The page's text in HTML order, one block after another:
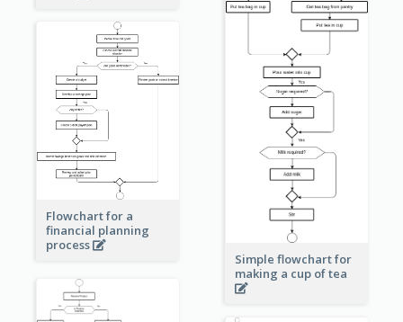
Simple flowchart for
making a cup of tea
Flowchart for a
financial planning
process